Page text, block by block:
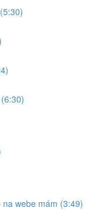
webe mám (3:49)